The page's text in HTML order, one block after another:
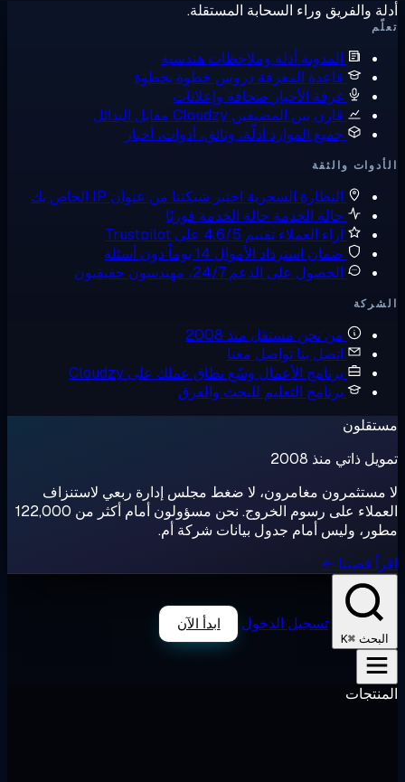
والفريق وراء السحابة المستقلة.
المدونةأدلة وملاحظات هندسية
قاعدة المعرفة دروس خطوة بخطوة
غرفة الأخبارصحافة وإعلانات
قارن بين المضيفينCloudzy مقابل البدائل
جميع الموارد أدلّة، وثائق، أدوات، أخبار
والثقة
النظارة السحريةاختبر شبكتنا من عنوان IP الخاص بك
حالة الخدمةحالة الخدمة فوريًا
آراء العملاءتقييم 4.6/5 على Trustpilot
ضمان استرداد الأموال14 يوماً دون أسئلة
الحصول على الدعم 24/7، مهندسون حقيقيون
من نحنمستقل منذ 2008
اتصل بنا تواصل معنا
برنامج الأعمالوسّع نطاق عملك على Cloudzy
برنامج التعليمللبحث والفرق
ذاتي منذ 2008
مستثمرون مغامرون، لا ضغط مجلس إدارة ربعي لاستنزاف
العملاء على رسوم الخروج. نحن مسؤولون أمام أكثر من 122,000
وليس أمام جدول بيانات شركة أم.
قصتنا ←
⌘K
تسجيل الدخول ابدأ الآن